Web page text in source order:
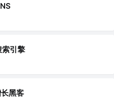
索引擎
黑客